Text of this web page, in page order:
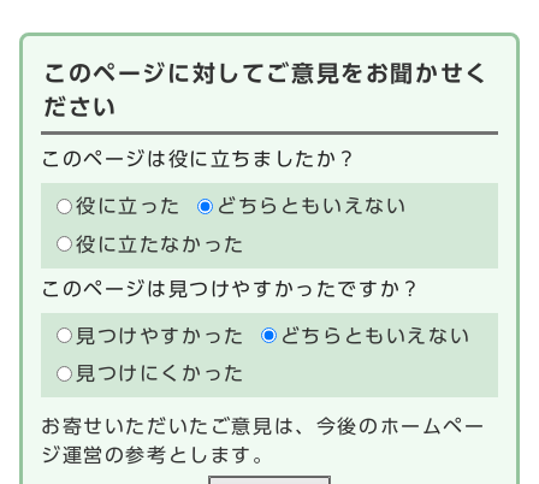
このページに対してご意見をお聞かせく
ださい
このページは役に立ちましたか？
役に立った
どちらともいえない
役に立たなかった
このページは見つけやすかったですか？
見つけやすかった
どちらともいえない
見つけにくかった
お寄せいただいたご意見は、今後のホームペー
ジ運営の参考とします。